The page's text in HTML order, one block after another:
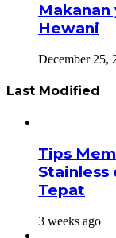
Hewani
December 25,
Last Modified
Tips
Stainless
Tepat
3 weeks ago